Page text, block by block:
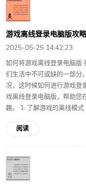
游戏离线登录电脑版攻略
2025-05-25 14:42:23
如何将游戏离线登录电脑版
们生活中不可或缺的一部分
况，这时候如何进行游戏登
戏离线登录电脑版，帮助您
趣。 1. 了解游戏的离线模式
阅读